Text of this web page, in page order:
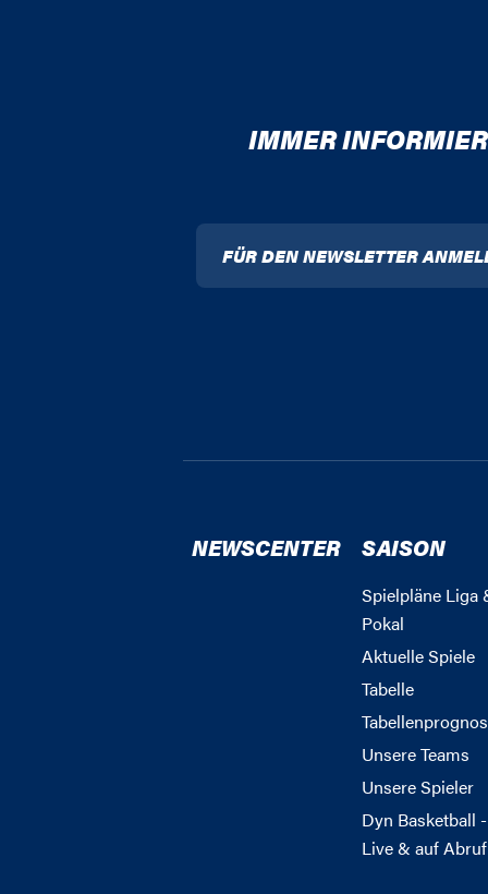
IMMER
FÜR DEN NEWSLETTER
NEWSCENTER SAISON
Spielpläne Liga
Pokal
Aktuelle Spiele
Tabelle
Unsere Teams
Unsere Spieler
Dyn Basketball -
Live & auf Abruf